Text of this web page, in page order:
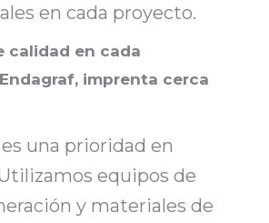
en cada proyecto.
calidad en cada
imprenta cerca
una prioridad en
equipos de
y materiales de